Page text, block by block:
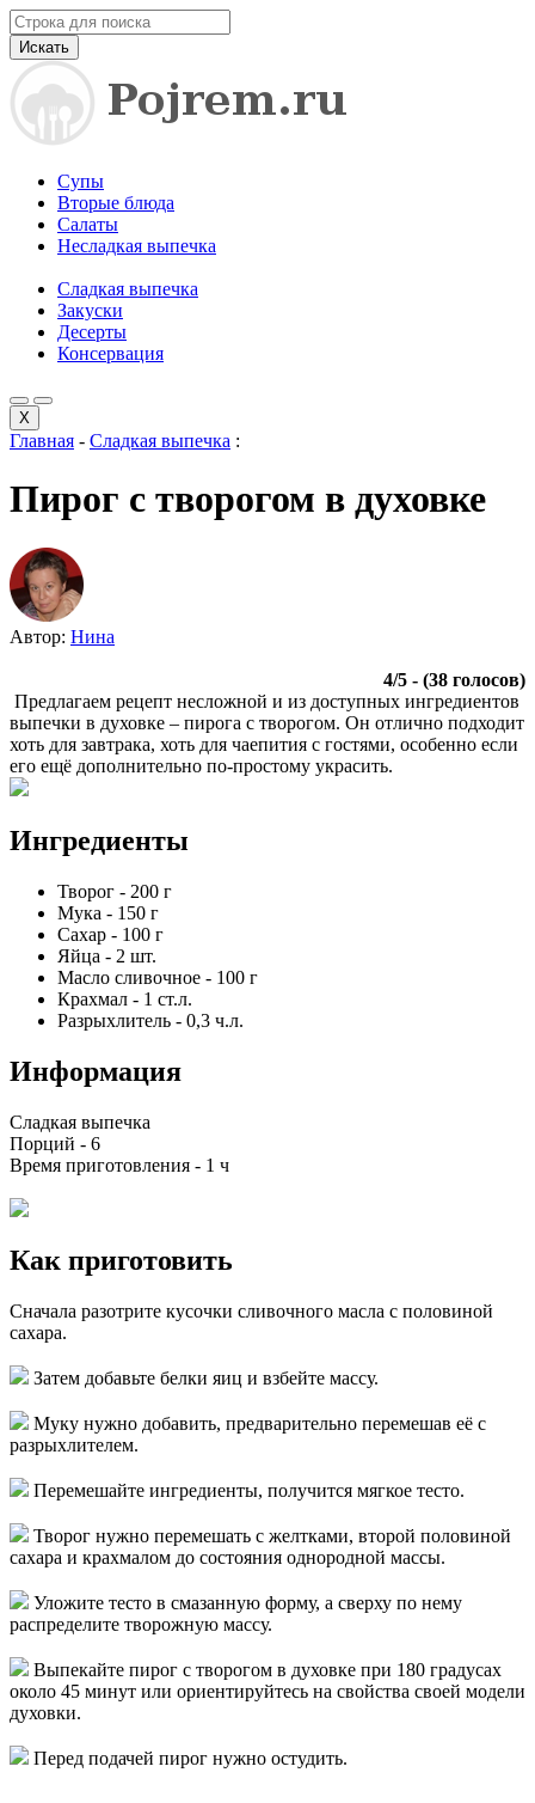
Искать
Супы
Вторые блюда
Салаты
Несладкая выпечка
Сладкая выпечка
Закуски
Десерты
Консервация
X
Главная - Сладкая выпечка :
Пирог с творогом в духовке
Автор: Нина
4/5 - (38 голосов)
Предлагаем рецепт несложной и из доступных ингредиентов
выпечки в духовке – пирога с творогом. Он отлично подходит
хоть для завтрака, хоть для чаепития с гостями, особенно если
его ещё дополнительно по-простому украсить.
Ингредиенты
Творог - 200 г
Мука - 150 г
Сахар - 100 г
Яйца - 2 шт.
Масло сливочное - 100 г
Крахмал - 1 ст.л.
Разрыхлитель - 0,3 ч.л.
Информация
Сладкая выпечка
Порций - 6
Время приготовления - 1 ч
Как приготовить
Сначала разотрите кусочки сливочного масла с половиной
сахара.
Затем добавьте белки яиц и взбейте массу.
Муку нужно добавить, предварительно перемешав её с
разрыхлителем.
Перемешайте ингредиенты, получится мягкое тесто.
Творог нужно перемешать с желтками, второй половиной
сахара и крахмалом до состояния однородной массы.
Уложите тесто в смазанную форму, а сверху по нему
распределите творожную массу.
Выпекайте пирог с творогом в духовке при 180 градусах
около 45 минут или ориентируйтесь на свойства своей модели
духовки.
Перед подачей пирог нужно остудить.